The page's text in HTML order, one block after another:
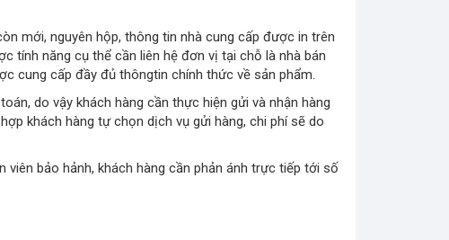
mới, nguyên hộp, thông tin nhà cung cấp được in trên
tính năng cụ thể cần liên hệ đơn vị tại chỗ là nhà bán
cung cấp đầy đủ thôngtin chính thức về sản phẩm.
do vậy khách hàng cần thực hiện gửi và nhận hàng
khách hàng tự chọn dịch vụ gửi hàng, chi phí sẽ do
bảo hảnh, khách hàng cần phản ánh trực tiếp tới số